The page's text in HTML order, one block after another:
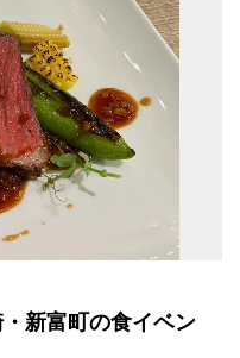
新富町の食イベン